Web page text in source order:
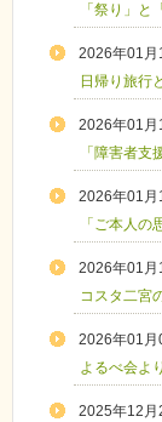
「祭り」と
2026年01月
日帰り旅行
2026年01月
「障害者
2026年01月
「ご本人
2026年01月
コスタ二宮
2026年01月
よるべ会よ
2025年12月